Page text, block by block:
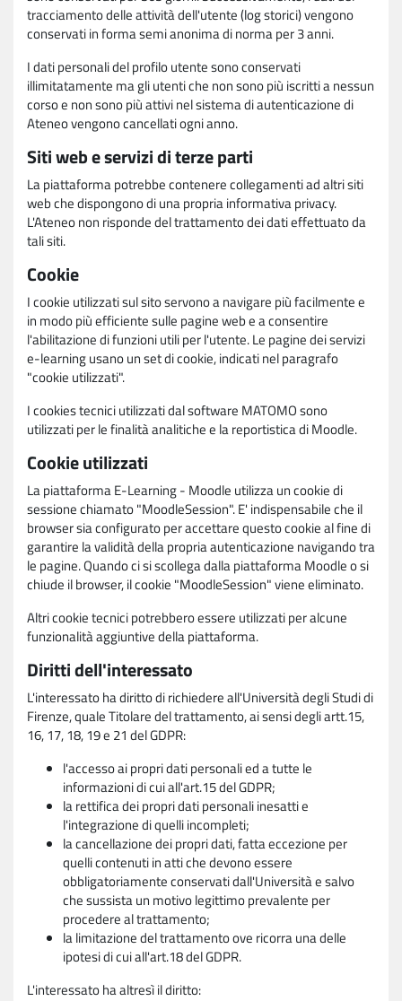
tracciamento delle attività dell'utente (log storici) vengono
conservati in forma semi anonima di norma per 3 anni.
I dati personali del profilo utente sono conservati
illimitatamente ma gli utenti che non sono più iscritti a nessun
corso e non sono più attivi nel sistema di autenticazione di
Ateneo vengono cancellati ogni anno.
Siti web e servizi di terze parti
La piattaforma potrebbe contenere collegamenti ad altri siti
web che dispongono di una propria informativa privacy.
L'Ateneo non risponde del trattamento dei dati effettuato da
tali siti.
Cookie
I cookie utilizzati sul sito servono a navigare più facilmente e
in modo più efficiente sulle pagine web e a consentire
l'abilitazione di funzioni utili per l'utente. Le pagine dei servizi
e-learning usano un set di cookie, indicati nel paragrafo
"cookie utilizzati".
I cookies tecnici utilizzati dal software MATOMO sono
utilizzati per le finalità analitiche e la reportistica di Moodle.
Cookie utilizzati
La piattaforma E-Learning - Moodle utilizza un cookie di
sessione chiamato "MoodleSession". E' indispensabile che il
browser sia configurato per accettare questo cookie al fine di
garantire la validità della propria autenticazione navigando tra
le pagine. Quando ci si scollega dalla piattaforma Moodle o si
chiude il browser, il cookie "MoodleSession" viene eliminato.
Altri cookie tecnici potrebbero essere utilizzati per alcune
funzionalità aggiuntive della piattaforma.
Diritti dell'interessato
L'interessato ha diritto di richiedere all'Università degli Studi di
Firenze, quale Titolare del trattamento, ai sensi degli artt.15,
16, 17, 18, 19 e 21 del GDPR:
l'accesso ai propri dati personali ed a tutte le
informazioni di cui all'art.15 del GDPR;
la rettifica dei propri dati personali inesatti e
l'integrazione di quelli incompleti;
la cancellazione dei propri dati, fatta eccezione per
quelli contenuti in atti che devono essere
obbligatoriamente conservati dall'Università e salvo
che sussista un motivo legittimo prevalente per
procedere al trattamento;
la limitazione del trattamento ove ricorra una delle
ipotesi di cui all'art.18 del GDPR.
L'interessato ha altresì il diritto: